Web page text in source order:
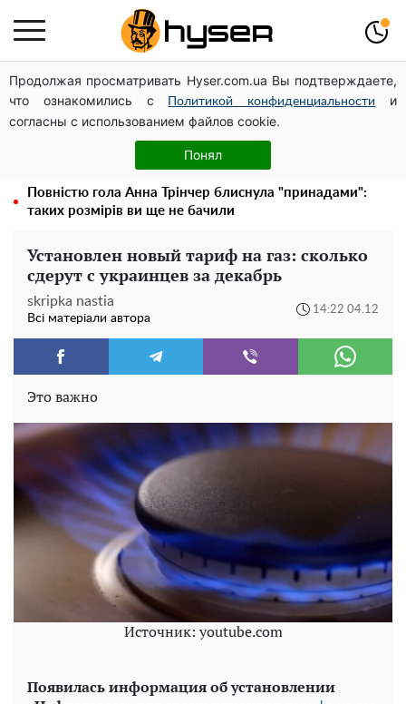
Продолжая просматривать Hyser.com.ua Вы подтверждаете,
что ознакомились с
Политикой конфиденциальности
и
согласны с использованием файлов cookie.
Понял
Дрони із націнкою: Олександр Конотопський вивів
мільйони оборонного бюджету через фіктивну фірму в
Естонії
Гола Олена Тополя у цікавих позах змусила відвисати
щелепи: злив відео – було лише початком
Повністю гола Анна Трінчер блиснула "принадами":
таких розмірів ви ще не бачили
Установлен новый тариф на газ: сколько
сдерут с украинцев за декабрь
skripka nastia
Всі матеріали автора
14:22 04.12
Это важно
Источник: youtube.com
Появилась информация об установлении